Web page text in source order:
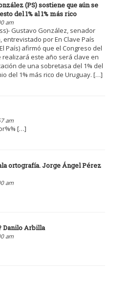
(PS) sostiene que aún se
del 1% al 1% más rico
am
Gustavo González, senador
entrevistado por En Clave País
País) afirmó que el Congreso del
realizará este año será clave en
de una sobretasa del 1% del
del 1% más rico de Uruguay. […]
am
[…]
ortografía. Jorge Ángel Pérez
am
Danilo Arbilla
am